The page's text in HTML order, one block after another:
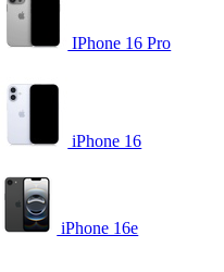
IPhone 16 Pro
iPhone 16
iPhone 16e